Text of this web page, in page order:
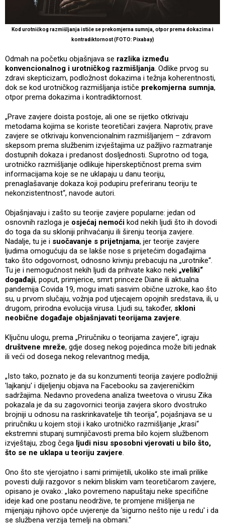
Kod urotničkog razmišljanja ističe se prekomjerna sumnja, otpor prema dokazima i
kontradiktornost (FOTO: Pixabay)
Odmah na početku objašnjava se razlika između
konvencionalnog i urotničkog razmišljanja. Odlike prvog su
zdravi skepticizam, podložnost dokazima i težnja koherentnosti,
dok se kod urotničkog razmišljanja ističe prekomjerna sumnja,
otpor prema dokazima i kontradiktornost.
„Prave zavjere doista postoje, ali one se rijetko otkrivaju
metodama kojima se koriste teoretičari zavjera. Naprotiv, prave
zavjere se otkrivaju konvencionalnim razmišljanjem – zdravom
skepsom prema službenim izvještajima uz pažljivo razmatranje
dostupnih dokaza i predanost dosljednosti. Suprotno od toga,
urotničko razmišljanje odlikuje hiperskeptičnost prema svim
informacijama koje se ne uklapaju u danu teoriju,
prenaglašavanje dokaza koji podupiru preferiranu teoriju te
nekonzistentnost“, navode autori.
Objašnjavaju i zašto su teorije zavjere popularne: jedan od
osnovnih razloga je osjećaj nemoći kod nekih ljudi što ih dovodi
do toga da su skloniji prihvaćanju ili širenju teorija zavjere.
Nadalje, tu je i suočavanje s prijetnjama, jer teorije zavjere
ljudima omogućuju da se lakše nose s prijetećim događajima
tako što odgovornost, odnosno krivnju prebacuju na „urotnike“.
Tu je i nemogućnost nekih ljudi da prihvate kako neki „veliki“
događaji, poput, primjerice, smrt princeze Diane ili aktualna
pandemija Covida 19, mogu imati sasvim obične uzroke, kao što
su, u prvom slučaju, vožnja pod utjecajem opojnih sredstava, ili, u
drugom, prirodna evolucija virusa. Ljudi su, također, skloni
neobične događaje objašnjavati teorijama zavjere.
Ključnu ulogu, prema „Priručniku o teorijama zavjere“, igraju
društvene mreže, gdje doseg nekog pojedinca može biti jednak
ili veći od dosega nekog relevantnog medija,
„Isto tako, poznato je da su konzumenti teorija zavjere podložniji
'lajkanju' i dijeljenju objava na Facebooku sa zavjereničkim
sadržajima. Nedavno provedena analiza tweetova o virusu Zika
pokazala je da su zagovornici teorija zavjera skoro dvostruko
brojniji u odnosu na raskrinkavatelje tih teorija“, pojašnjava se u
priručniku u kojem stoji i kako urotničko razmišljanje „krasi“
ekstremni stupanj sumnjičavosti prema bilo kojem službenom
izvještaju, zbog čega ljudi nisu sposobni vjerovati u bilo što,
što se ne uklapa u teoriju zavjere.
Ono što ste vjerojatno i sami primijetili, ukoliko ste imali prilike
povesti dulji razgovor s nekim bliskim vam teoretičarom zavjere,
opisano je ovako: „Iako povremeno napuštaju neke specifične
ideje kad one postanu neodržive, te promjene mišljenja ne
mijenjaju njihovo opće uvjerenje da 'sigurno nešto nije u redu' i da
se službena verzija temelji na obmani.“